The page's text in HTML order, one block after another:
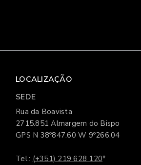
LOCALIZAÇÃO
SEDE
Rua da Boavista
2715.851 Almargem do Bispo
GPS N 38º847.60 W 9º266.04
Tel.: (+351) 219 628 120*